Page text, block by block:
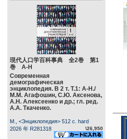
現代人口学百科事典 全2巻 第1
巻 А-Н
Современная
демографическая
энциклопедия. В 2 т. Т.1: А-Н./
М.М. Агафошин, С.Ю. Аксенова,
А.Н. Алексеенко и др.; гл. ред.
А.А. Ткаченко.
М., <Энциклопедия> 512 c. hard
2026 年 R281318
\26,950